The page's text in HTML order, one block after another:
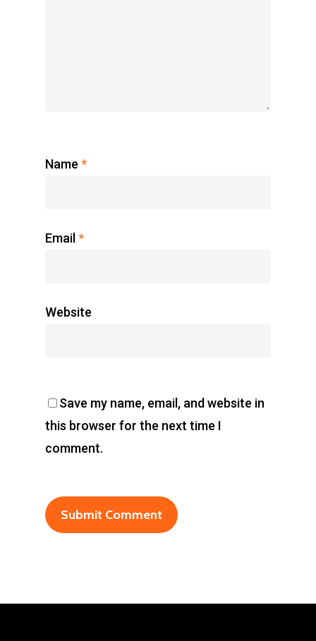
Name *
Email *
Website
Save my name, email, and website in
this browser for the next time I
comment.